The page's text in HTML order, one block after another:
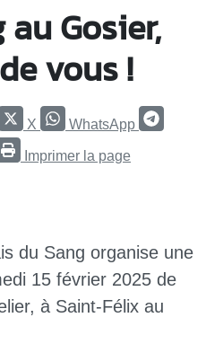
Gosier,
vous !
X WhatsApp
Imprimer la page
du Sang organise une
15 février 2025 de
à Saint-Félix au